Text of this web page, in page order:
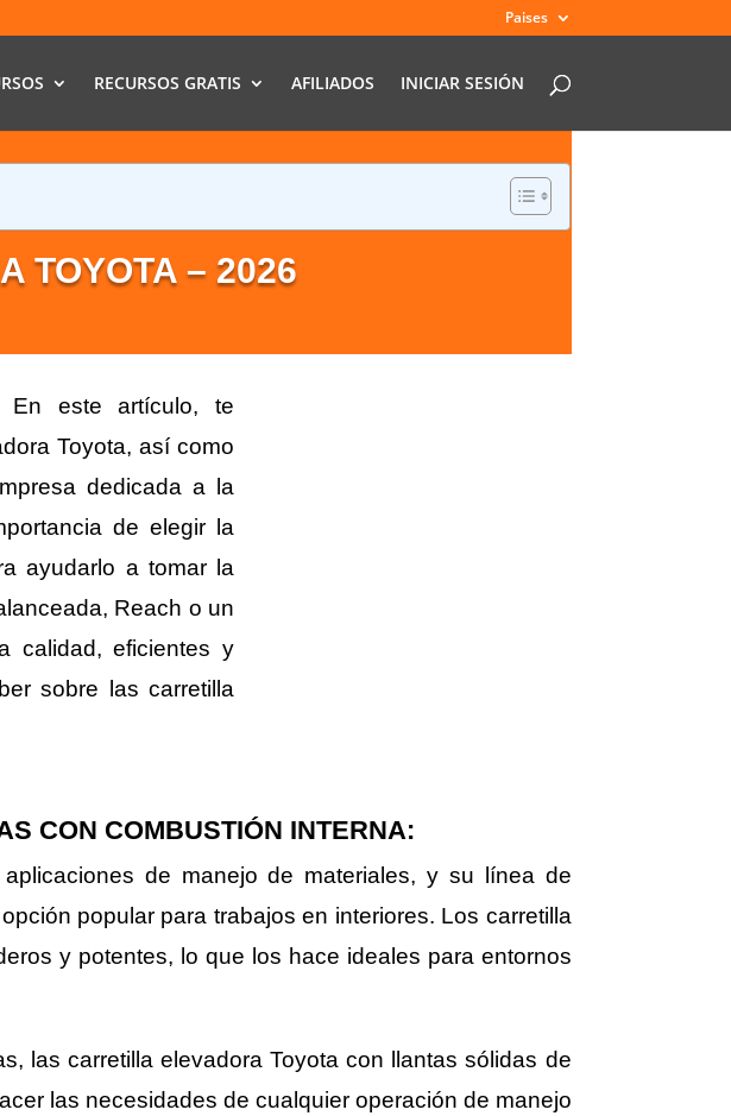
Paises
RECURSOS GRATIS AFILIADOS INICIAR SESIÓN
TOYOTA – 2026
En este artículo, te
Toyota, así como
dedicada a la
de elegir la
ayudarlo a tomar la
Reach o un
calidad, eficientes y
sobre las carretilla
CON COMBUSTIÓN INTERNA:
de manejo de materiales, y su línea de
popular para trabajos en interiores. Los carretilla
y potentes, lo que los hace ideales para entornos
las carretilla elevadora Toyota con llantas sólidas de
las necesidades de cualquier operación de manejo